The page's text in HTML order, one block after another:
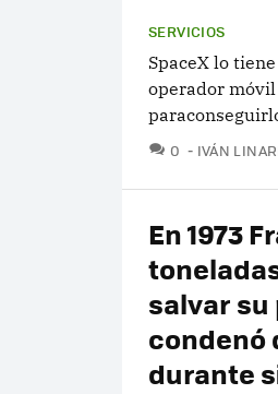
SERVICIOS
SpaceX lo
operador
0
IVÁN
En 1973
salvar su
condenó
durante